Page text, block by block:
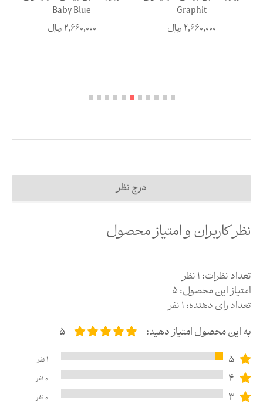
Graphit
2,660,000ریال
Baby Blue
2,660,000ریال
نظر کاربران و امتیاز محصول
درج نظر
تعداد نظرات:1نظر
امتیاز این محصول:5
تعداد رای دهنده:1نفر
به این محصول امتیاز دهید:
5
5
1نفر
4
0نفر
3
0نفر